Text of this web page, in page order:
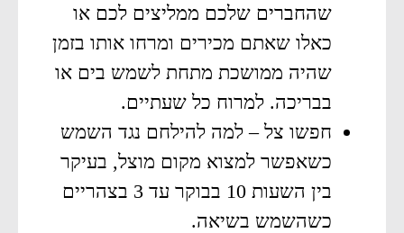
שהחברים שלכם ממליצים לכם או
כאלו שאתם מכירים ומרחו אותו בזמן
שהיה ממושכת מתחת לשמש בים או
בבריכה. למרוח כל שעתיים.
חפשו צל – למה להילחם נגד השמש
כשאפשר למצוא מקום מוצל, בעיקר
בין השעות 10 בבוקר עד 3 בצהריים
כשהשמש בשיאה.